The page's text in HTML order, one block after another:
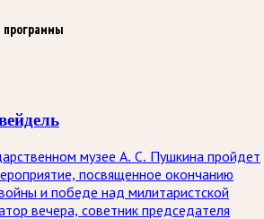
программы
музее А. С. Пушкина пройдет
посвященное окончанию
и победе над милитаристской
вечера, советник председателя